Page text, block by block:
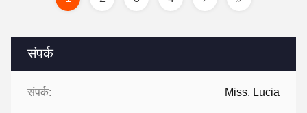
संपर्क
संपर्क: Miss. Lucia